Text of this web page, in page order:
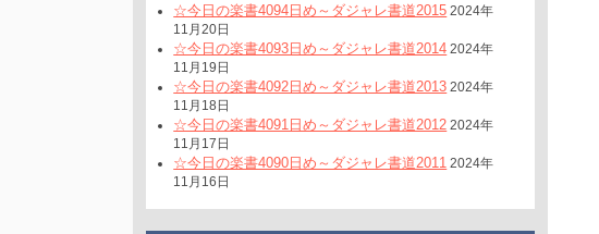
☆今日の楽書4094日め～ダジャレ書道2015 2024年
11月20日
☆今日の楽書4093日め～ダジャレ書道2014 2024年
11月19日
☆今日の楽書4092日め～ダジャレ書道2013 2024年
11月18日
☆今日の楽書4091日め～ダジャレ書道2012 2024年
11月17日
☆今日の楽書4090日め～ダジャレ書道2011 2024年
11月16日